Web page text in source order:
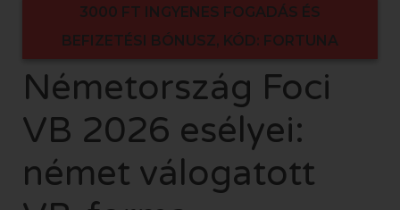
3000 FT INGYENES FOGADÁS ÉS
BEFIZETÉSI BÓNUSZ, KÓD: FORTUNA
Németország Foci
VB 2026 esélyei:
német válogatott